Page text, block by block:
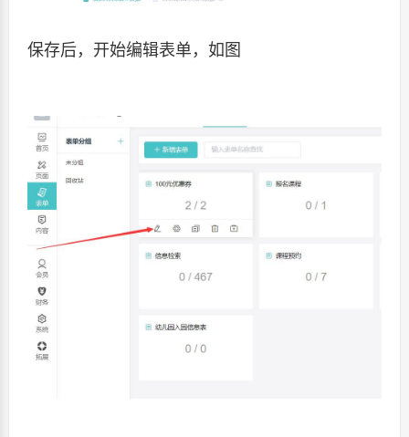
保存后，开始编辑表单，如图